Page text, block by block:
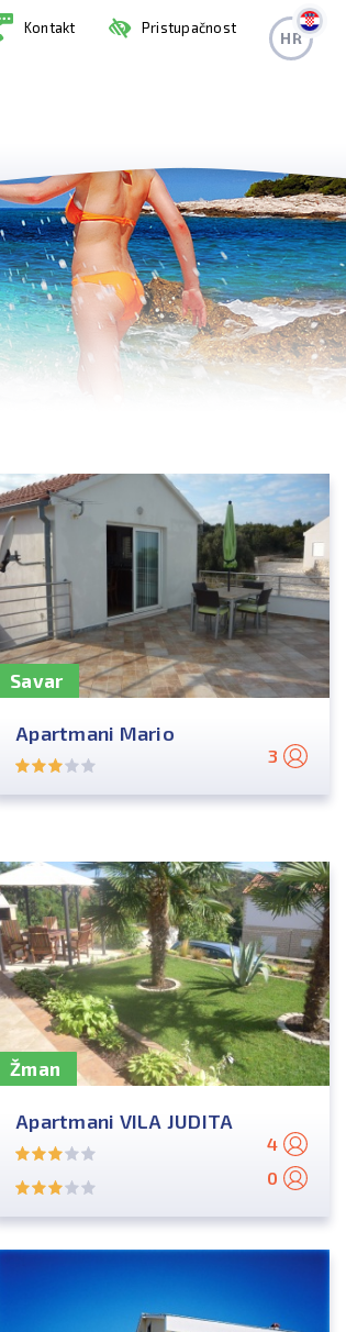
Kontakt Pristupačnost
HR
Savar
Apartmani Mario
3
Žman
Apartmani VILA JUDITA
4
0